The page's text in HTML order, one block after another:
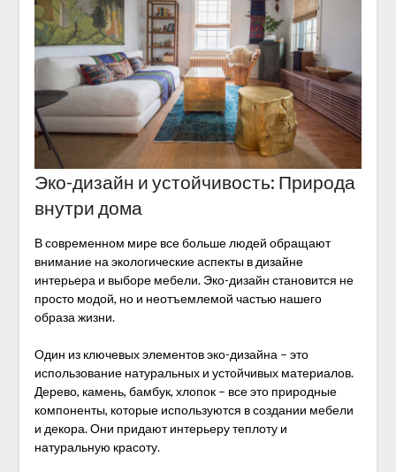
Эко-дизайн и устойчивость: Природа
внутри дома
В современном мире все больше людей обращают
внимание на экологические аспекты в дизайне
интерьера и выборе мебели. Эко-дизайн становится не
просто модой, но и неотъемлемой частью нашего
образа жизни.
Один из ключевых элементов эко-дизайна – это
использование натуральных и устойчивых материалов.
Дерево, камень, бамбук, хлопок – все это природные
компоненты, которые используются в создании мебели
и декора. Они придают интерьеру теплоту и
натуральную красоту.